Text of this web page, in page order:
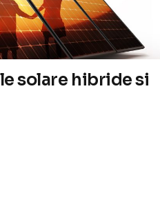
solare hibride si